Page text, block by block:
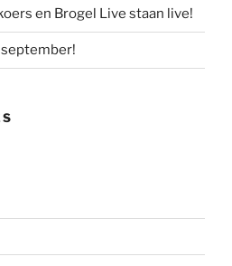
en Brogel Live staan live!
september!